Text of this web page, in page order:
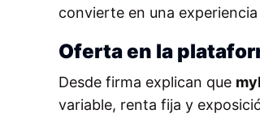
convierte en una
Oferta en la
Desde firma explican que
variable, renta fija y